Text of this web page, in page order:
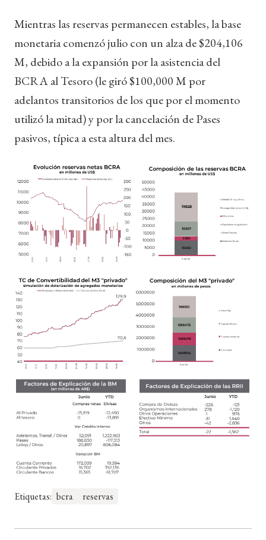
Mientras las reservas permanecen estables, la base
monetaria comenzó julio con un alza de $204,106
M, debido a la expansión por la asistencia del
BCRA al Tesoro (le giró $100,000 M por
adelantos transitorios de los que por el momento
utilizó la mitad) y por la cancelación de Pases
pasivos, típica a esta altura del mes.
Etiquetas: bcra reservas